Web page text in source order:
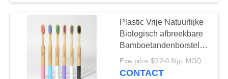
De Tandpasta van
organische
Kinderen
Plastic Vrije Natuurlijke
Biologisch afbreekbare
Bamboetandenborstel
voor Gevoelige
Gommen
Exw price $0.2-0.8/pc MOQ:100pcs
CONTACT